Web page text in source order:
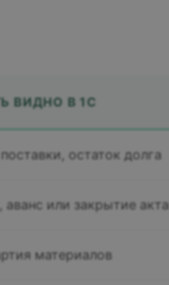
ВИДНО В 1С
остаток долга
аванс или закрытие акта
материалов